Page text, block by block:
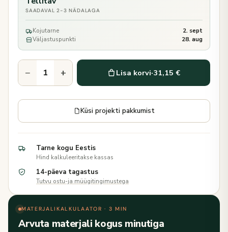
SAADAVAL 2-3 NÄDALAGA
Kojutarne
2. sept
Väljastuspunkti
28. aug
− + Lisa korvi·31,15 €
Küsi projekti pakkumist
Tarne kogu Eestis
Hind kalkuleeritakse kassas
14-päeva tagastus
Tutvu ostu-ja müügitingimustega
MATERJALIKALKULAATOR · 3 MIN
Arvuta materjali kogus minutiga